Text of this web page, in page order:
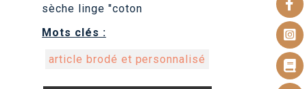
sèche linge "coton
Mots clés :
article brodé et personnalisé